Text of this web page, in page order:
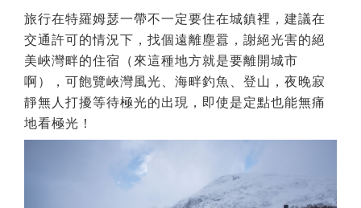
旅行在特羅姆瑟一帶不一定要住在城鎮裡，建議在
交通許可的情況下，找個遠離塵囂，謝絕光害的絕
美峽灣畔的住宿（來這種地方就是要離開城市
啊），可飽覽峽灣風光、海畔釣魚、登山，夜晚寂
靜無人打擾等待極光的出現，即使是定點也能無痛
地看極光！